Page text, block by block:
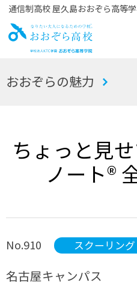
通信制高校 屋久島おおぞら高等
お
おおぞらの魅力
ちょっと見
ノート®
No.910 スクーリング
名古屋キャンパス